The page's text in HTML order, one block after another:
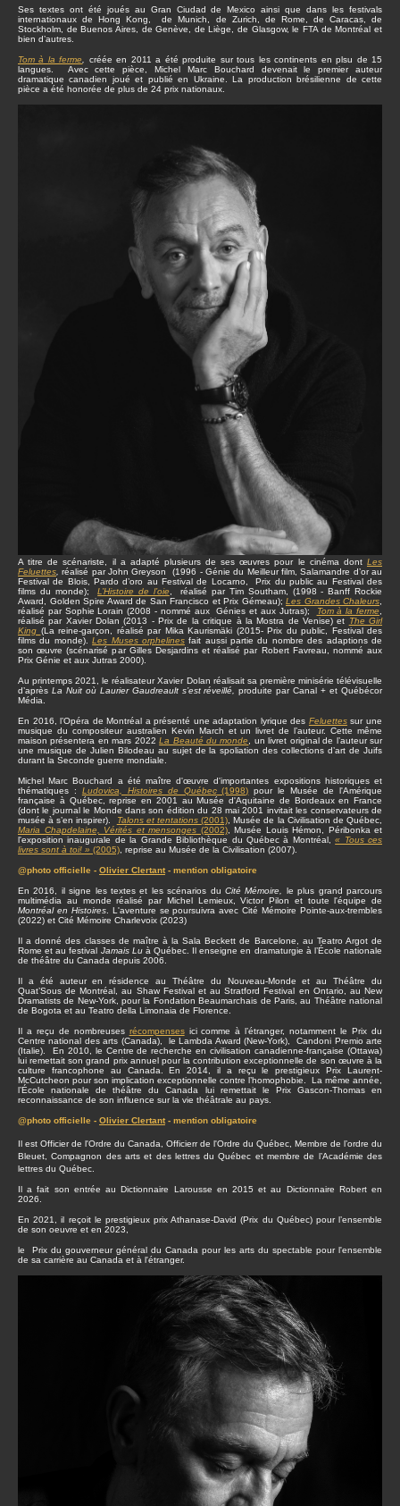
Ses textes ont été joués au Gran Ciudad de Mexico ainsi que dans les festivals
internationaux de Hong Kong, de Munich, de Zurich, de Rome, de Caracas, de
Stockholm, de Buenos Aires, de Genève, de Liège, de Glasgow, le FTA de Montréal et
bien d’autres.
Tom à la ferme
créée en 2011 a été produite sur tous les continents en plsu de 15
langues. Avec cette pièce, Michel Marc Bouchard devenait le premier auteur
dramatique canadien joué et publié en Ukraine. La production brésilienne de cette
pièce a été honorée de plus de 24 prix nationaux.
A titre de scénariste, il a adapté plusieurs de ses œuvres pour le cinéma dont Les
Feluettes réalisé par John Greyson (1996 - Génie du Meilleur film, Salamandre d’or au
Festival de Blois, Pardo d’oro au Festival de Locarno, Prix du public au Festival des
films du monde);L’Histoire de l’oie , réalisé par Tim Southam, (1998 - Banff Rockie
Award, Golden Spire Award de San Francisco et Prix Gémeau); Les Grandes Chaleurs
réalisé par Sophie Lorain (2008 - nommé aux Génies et aux Jutras);
Tom à la ferme
réalisé par Xavier Dolan (2013 - Prix de la critique à la Mostra de Venise) et The Girl
King (La reine-garçon, réalisé par Mika Kaurismäki (2015- Prix du public, Festival des
films du monde).Les Muses orphelinesfait aussi partie du nombre des adaptions de
son œuvre (scénarisé par Gilles Desjardins et réalisé par Robert Favreau, nommé aux
Prix Génie et aux Jutras 2000).
Au printemps 2021, le réalisateur Xavier Dolan réalisait sa première minisérie télévisuelle
d’après La Nuit où Laurier Gaudreault s’est réveillé,produite par Canal + et Québécor
Média.
En 2016, l’Opéra de Montréal a présenté une adaptation lyrique des Feluettessur une
musique du compositeur australien Kevin March et un livret de l’auteur. Cette même
maison présentera en mars 2022La Beauté du monde
, un livret original de l’auteur sur
une musique de Julien Bilodeau au sujet de la spoliation des collections d’art de Juifs
durant la Seconde guerre mondiale.
Michel Marc Bouchard a été maître d'œuvre d'importantes expositions historiques et
thématiques : Ludovica, Histoires de Québec(1998) pour le Musée de l'Amérique
française à Québec, reprise en 2001 au Musée d'Aquitaine de Bordeaux en France
(dont le journal le Monde dans son édition du 28 mai 2001 invitait les conservateurs de
musée à s’en inspirer).
Talons et tentations(2001) , Musée de la Civilisation de Québec,
Maria Chapdelaine, Vérités et mensonges (2002), Musée Louis Hémon, Péribonka et
l'exposition inaugurale de la Grande Bibliothèque du Québec à Montréal,« Tous ces
livres sont à toi! » (2005) , reprise au Musée de la Civilisation (2007).
@photo officielle - Olivier Clertant- mention obligatoire
En 2016, il signe les textes et les scénarios du Cité Mémoire, le plus grand parcours
multimédia au monde réalisé par Michel Lemieux, Victor Pilon et toute l'équipe de
Montréal en Histoires. L'aventure se poursuivra avec Cité Mémoire Pointe-aux-trembles
(2022) et Cité Mémoire Charlevoix (2023)
Il a donné des classes de maître à la Sala Beckett de Barcelone, au Teatro Argot de
Rome et au festival Jamais Luà Québec. Il enseigne en dramaturgie à l’École nationale
de théâtre du Canada depuis 2006.
Il a été auteur en résidence au Théâtre du Nouveau-Monde et au Théâtre du
Quat’Sous de Montréal, au Shaw Festival et au Stratford Festival en Ontario, au New
Dramatists de New-York, pour la Fondation Beaumarchais de Paris, au Théâtre national
de Bogota et au Teatro della Limonaia de Florence.
Il a reçu de nombreuses récompensesici comme à l’étranger, notamment le Prix du
Centre national des arts (Canada), le Lambda Award (New-York), Candoni Premio arte
(Italie). En 2010, le Centre de recherche en civilisation canadienne-française (Ottawa)
lui remettait son grand prix annuel pour la contribution exceptionnelle de son œuvre à la
culture francophone au Canada. En 2014, il a reçu le prestigieux Prix Laurent-
McCutcheon pour son implication exceptionnelle contre l’homophobie. La même année,
l’École nationale de théâtre du Canada lui remettait le Prix Gascon-Thomas en
reconnaissance de son influence sur la vie théâtrale au pays.
@photo officielle - Olivier Clertant- mention obligatoire
Il est Officier de l'Ordre du Canada, Officierr de l'Ordre du Québec, Membre de l’ordre du
Bleuet, Compagnon des arts et des lettres du Québec et membre de l’Académie des
lettres du Québec.
Il a fait son entrée au Dictionnaire Larousse en 2015 et au Dictionnaire Robert en
2026.
En 2021, il reçoit le prestigieux prix Athanase-David (Prix du Québec) pour l’ensemble
de son oeuvre et en 2023,
le Prix du gouverneur général du Canada pour les arts du spectable pour l'ensemble
de sa carrière au Canada et à l'étranger.